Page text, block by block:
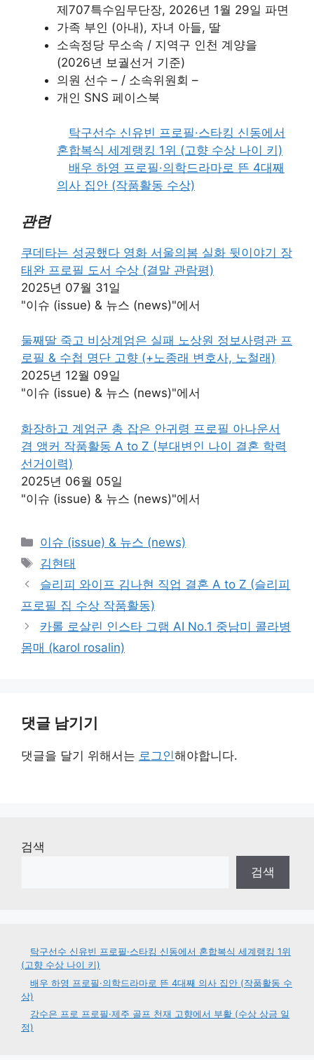
제707특수임무단장, 2026년 1월 29일 파면
가족 부인 (아내), 자녀 아들, 딸
소속정당 무소속 / 지역구 인천 계양을
(2026년 보궐선거 기준)
의원 선수 – / 소속위원회 –
개인 SNS 페이스북
탁구선수 신유빈 프로필·스타킹 신동에서
혼합복식 세계랭킹 1위 (고향 수상 나이 키)
배우 하영 프로필·의학드라마로 뜬 4대째
의사 집안 (작품활동 수상)
관련
쿠데타는 성공했다 영화 서울의봄 실화 뒷이야기 장
태완 프로필 도서 수상 (결말 관람평)
2025년 07월 31일
"이슈 (issue) & 뉴스 (news)"에서
둘째딸 죽고 비상계엄은 실패 노상원 정보사령관 프
로필 & 수첩 명단 고향 (+노종래 변호사, 노철래)
2025년 12월 09일
"이슈 (issue) & 뉴스 (news)"에서
화장하고 계엄군 총 잡은 안귀령 프로필 아나운서
겸 앵커 작품활동 A to Z (부대변인 나이 결혼 학력
선거이력)
2025년 06월 05일
"이슈 (issue) & 뉴스 (news)"에서
카
테
고
리
이슈 (issue) & 뉴스 (news)
태
그
김현태
슬리피 와이프 김나현 직업 결혼 A to Z (슬리피
프로필 집 수상 작품활동)
카롤 로살린 인스타 그램 AI No.1 중남미 콜라병
몸매 (karol rosalin)
댓글 남기기
댓글을 달기 위해서는 로그인해야합니다.
검색
검색
탁구선수 신유빈 프로필·스타킹 신동에서 혼합복식 세계랭킹 1위
(고향 수상 나이 키)
배우 하영 프로필·의학드라마로 뜬 4대째 의사 집안 (작품활동 수
상)
강수은 프로 프로필·제주 골프 천재 고향에서 부활 (수상 상금 일
정)